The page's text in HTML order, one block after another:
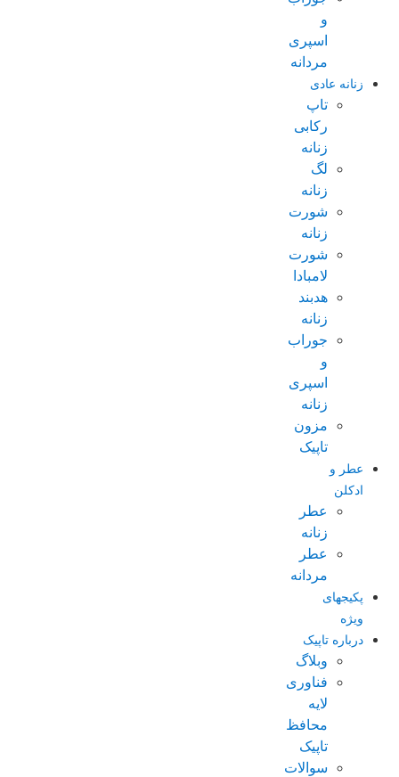
و
اسپری
مردانه
زنانه عادی
تاپ
رکابی
زنانه
لگ
زنانه
شورت
زنانه
شورت
لامبادا
هدبند
زنانه
جوراب
و
اسپری
زنانه
مزون
تاپیک
عطر و
ادکلن
عطر
زنانه
عطر
مردانه
پکیجهای
ویژه
درباره تاپیک
وبلاگ
فناوری
لایه
محافظ
تاپیک
سوالات